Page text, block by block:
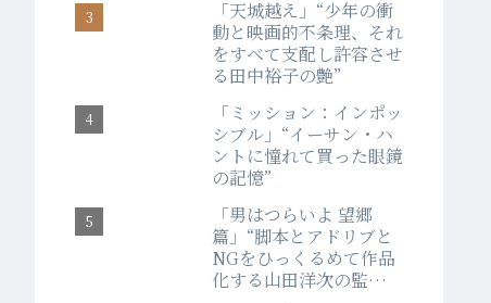
「天城越え」“少年の衝
動と映画的不条理、それ
をすべて支配し許容させ
る田中裕子の艶”
「ミッション：インポッ
シブル」“イーサン・ハ
ントに憧れて買った眼鏡
の記憶”
「男はつらいよ 望郷
篇」“脚本とアドリブと
NGをひっくるめて作品
化する山田洋次の監督